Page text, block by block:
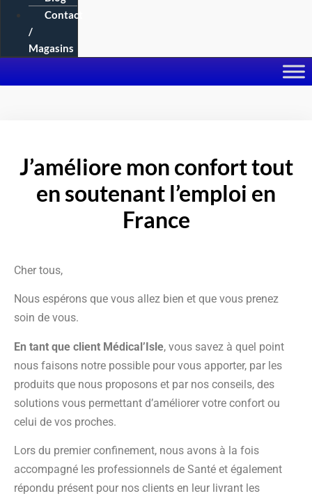
Contact
/
Magasins
J’améliore mon confort tout
en soutenant l’emploi en
France
Cher tous,
Nous espérons que vous allez bien et que vous prenez
soin de vous.
En tant que client Médical’Isle, vous savez à quel point
nous faisons notre possible pour vous apporter, par les
produits que nous proposons et par nos conseils, des
solutions vous permettant d’améliorer votre confort ou
celui de vos proches.
Lors du premier confinement, nous avons à la fois
accompagné les professionnels de Santé et également
répondu présent pour nos clients en leur livrant les